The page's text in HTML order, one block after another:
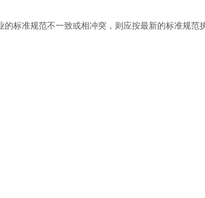
标准规范不一致或相冲突，则应按最新的标准规范